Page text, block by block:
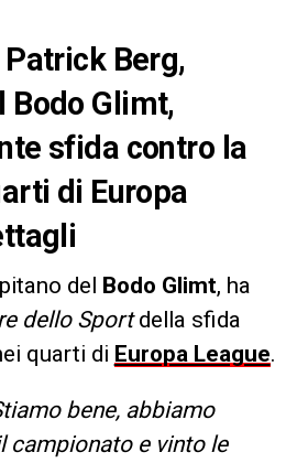
Berg,
Bodo Glimt,
sfida contro la
di Europa
del Bodo Glimt, ha
dello Sportdella sfida
quarti di Europa League.
bene, abbiamo
campionato e vinto le